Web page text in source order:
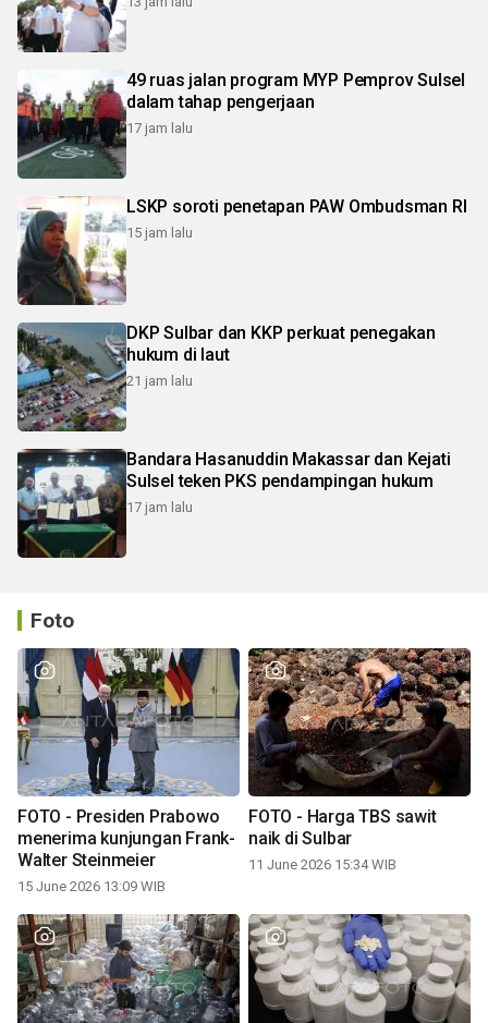
49 ruas jalan program MYP Pemprov Sulsel
dalam tahap pengerjaan
17 jam lalu
LSKP soroti penetapan PAW Ombudsman RI
15 jam lalu
DKP Sulbar dan KKP perkuat penegakan
hukum di laut
21 jam lalu
Bandara Hasanuddin Makassar dan Kejati
Sulsel teken PKS pendampingan hukum
17 jam lalu
Foto
FOTO - Presiden Prabowo
menerima kunjungan Frank-
Walter Steinmeier
15 June 2026 13:09 WIB
FOTO - Harga TBS sawit
naik di Sulbar
11 June 2026 15:34 WIB